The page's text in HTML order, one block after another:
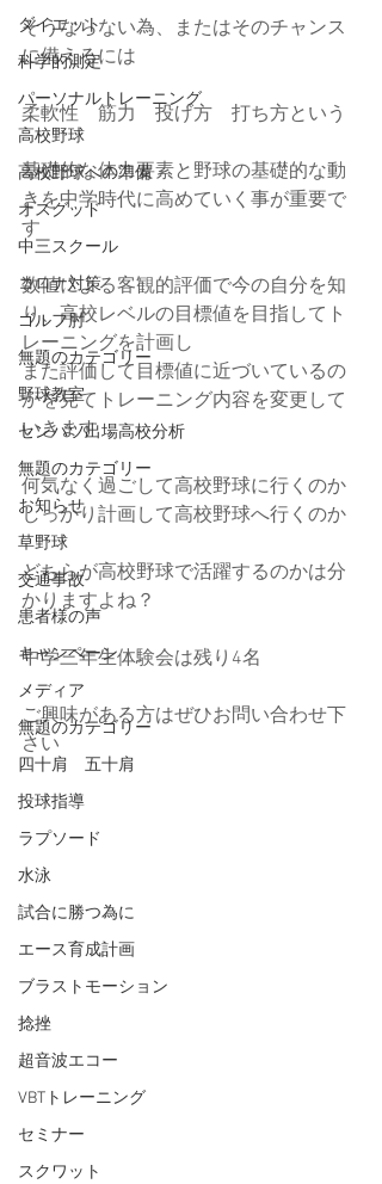
ダイエット
科学的測定
パーソナルトレーニング
高校野球
高校野球への準備
オスグッド
中三スクール
コロナ対策
ゴルフ肘
無題のカテゴリー
野球教室
センバツ出場高校分析
無題のカテゴリー
お知らせ
草野球
交通事故
患者様の声
キャンペーン
メディア
無題のカテゴリー
四十肩 五十肩
投球指導
ラプソード
水泳
試合に勝つ為に
エース育成計画
ブラストモーション
捻挫
超音波エコー
VBTトレーニング
セミナー
スクワット
そうならない為、またはそのチャンス
に備えるには
柔軟性　筋力　投げ方　打ち方という
基礎的な体力要素と野球の基礎的な動
きを中学時代に高めていく事が重要で
す
数値による客観的評価で今の自分を知
り、高校レベルの目標値を目指してト
レーニングを計画し
また評価して目標値に近づいているの
かを見てトレーニング内容を変更して
いきます
何気なく過ごして高校野球に行くのか
しっかり計画して高校野球へ行くのか
どちらが高校野球で活躍するのかは分
かりますよね？
中学三年生体験会は残り4名
ご興味がある方はぜひお問い合わせ下
さい